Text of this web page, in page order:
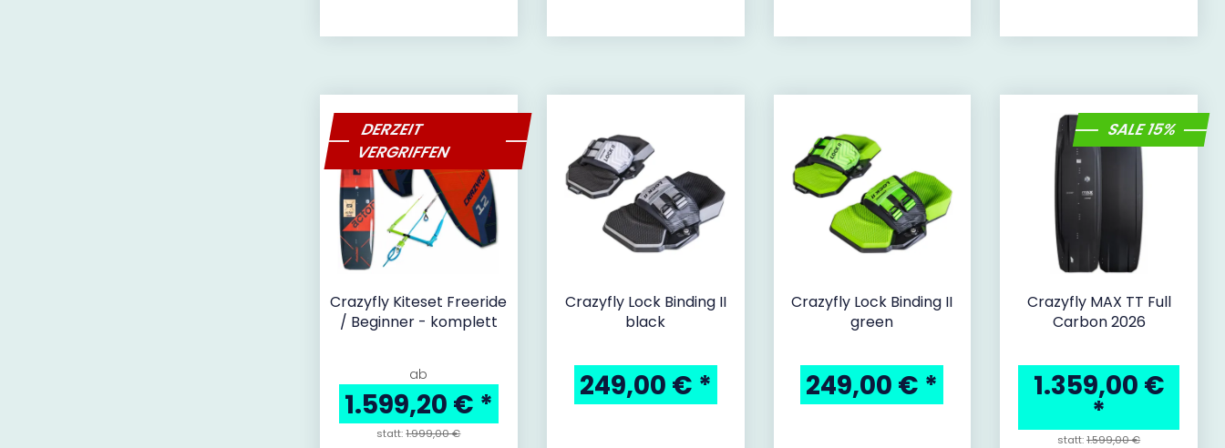
DERZEIT
VERGRIFFEN
Crazyfly Kiteset Freeride
/ Beginner - komplett
ab
1.599,20 € *
statt:1.999,00 €
Crazyfly Lock Binding II
black
249,00 € *
Crazyfly Lock Binding II
green
249,00 € *
SALE 15%
Crazyfly MAX TT Full
Carbon 2026
1.359,00 €
*
statt:1.599,00 €